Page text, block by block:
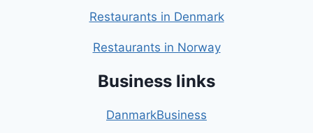
Restaurants in Denmark
Restaurants in Norway
Business links
DanmarkBusiness